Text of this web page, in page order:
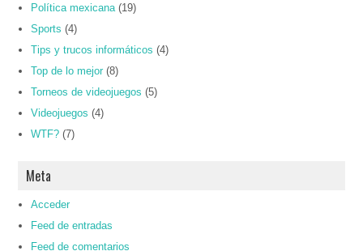
Política mexicana (19)
Sports (4)
Tips y trucos informáticos (4)
Top de lo mejor (8)
Torneos de videojuegos (5)
Videojuegos (4)
WTF? (7)
Meta
Acceder
Feed de entradas
Feed de comentarios